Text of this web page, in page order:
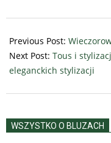
11-
18
Previous Post:
Next Post: Tous i
eleganckich stylizacji
WSZYSTKO O BLUZACH